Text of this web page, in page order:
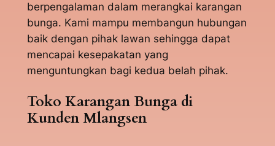
berpengalaman dalam merangkai karangan
bunga. Kami mampu membangun hubungan
baik dengan pihak lawan sehingga dapat
mencapai kesepakatan yang
menguntungkan bagi kedua belah pihak.
Toko Karangan Bunga di
Kunden Mlangsen